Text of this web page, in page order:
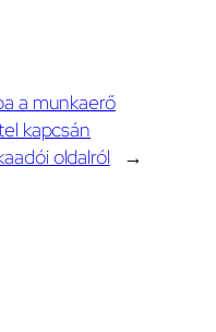
a munkaerő
kapcsán
oldalról
→